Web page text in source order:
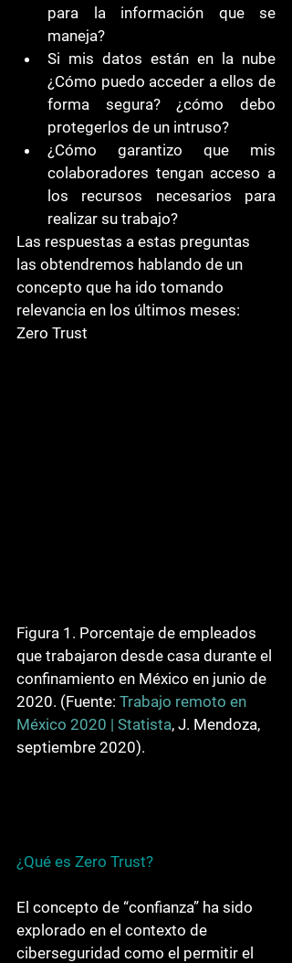
para la información que se
maneja?
Si mis datos están en la nube
¿Cómo puedo acceder a ellos de
forma segura? ¿cómo debo
protegerlos de un intruso?
¿Cómo garantizo que mis
colaboradores tengan acceso a
los recursos necesarios para
realizar su trabajo?
Las respuestas a estas preguntas
las obtendremos hablando de un
concepto que ha ido tomando
relevancia en los últimos meses:
Zero Trust
Figura 1. Porcentaje de empleados
que trabajaron desde casa durante el
confinamiento en México en junio de
2020. (Fuente: Trabajo remoto en
México 2020 | Statista, J. Mendoza,
septiembre 2020).
¿Qué es Zero Trust?
El concepto de “confianza” ha sido
explorado en el contexto de
ciberseguridad como el permitir el